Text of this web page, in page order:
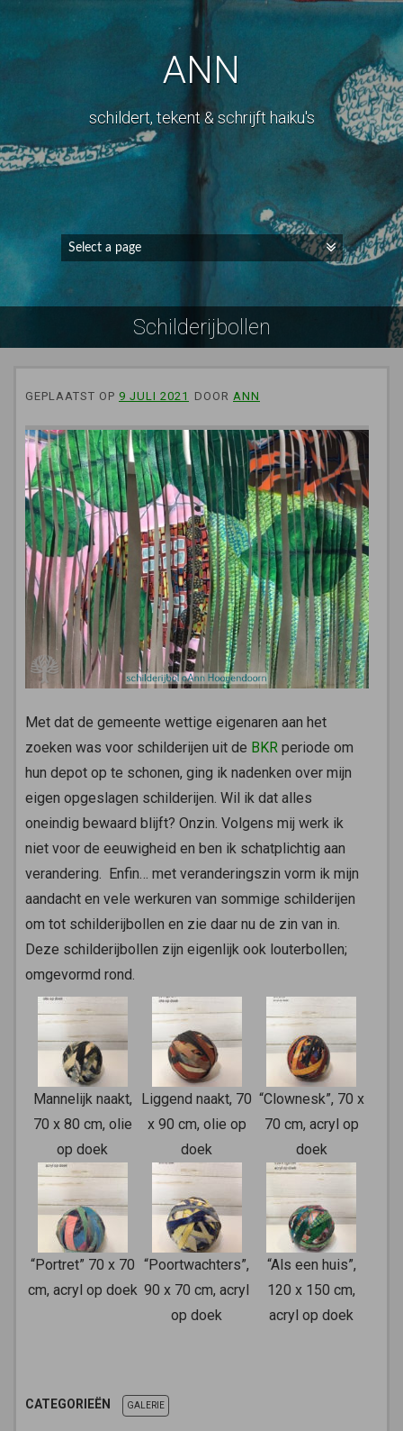
ANN
schildert, tekent & schrijft haiku's
Schilderijbollen
GEPLAATST OP 9 JULI 2021 DOOR ANN
Met dat de gemeente wettige eigenaren aan het
zoeken was voor schilderijen uit de BKR periode om
hun depot op te schonen, ging ik nadenken over mijn
eigen opgeslagen schilderijen. Wil ik dat alles
oneindig bewaard blijft? Onzin. Volgens mij werk ik
niet voor de eeuwigheid en ben ik schatplichtig aan
verandering. Enfin… met veranderingszin vorm ik mijn
aandacht en vele werkuren van sommige schilderijen
om tot schilderijbollen en zie daar nu de zin van in.
Deze schilderijbollen zijn eigenlijk ook louterbollen;
omgevormd rond.
Mannelijk naakt,
70 x 80 cm, olie
op doek
Liggend naakt, 70
x 90 cm, olie op
doek
“Clownesk”, 70 x
70 cm, acryl op
doek
“Portret” 70 x 70
cm, acryl op doek
“Poortwachters”,
90 x 70 cm, acryl
op doek
“Als een huis”,
120 x 150 cm,
acryl op doek
CATEGORIEËN GALERIE